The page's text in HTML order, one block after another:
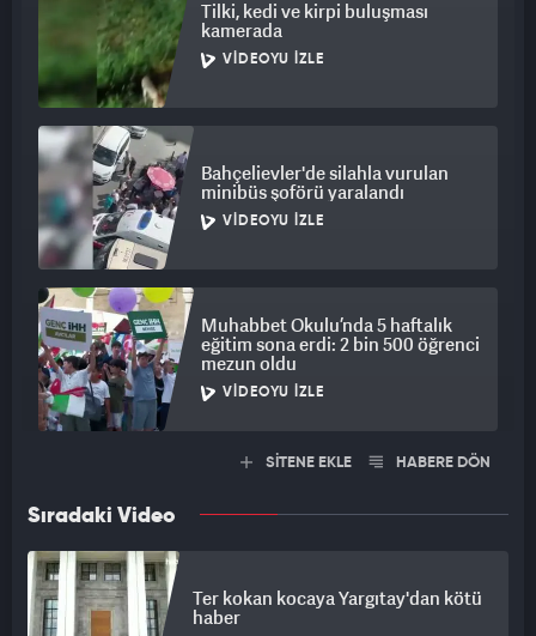
Tilki, kedi ve kirpi buluşması
kamerada
VIDEOYU İZLE
Bahçelievler'de silahla vurulan
minibüs şoförü yaralandı
VIDEOYU İZLE
Muhabbet Okulu’nda 5 haftalık
eğitim sona erdi: 2 bin 500 öğrenci
mezun oldu
VIDEOYU İZLE
SİTENE EKLE HABERE DÖN
Sıradaki Video
Ter kokan kocaya Yargıtay'dan kötü
haber